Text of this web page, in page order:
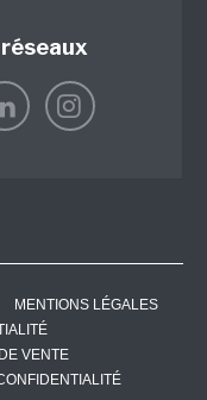
MENTIONS LÉGALES
VENTE